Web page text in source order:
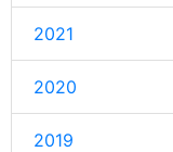
2021
2020
2019